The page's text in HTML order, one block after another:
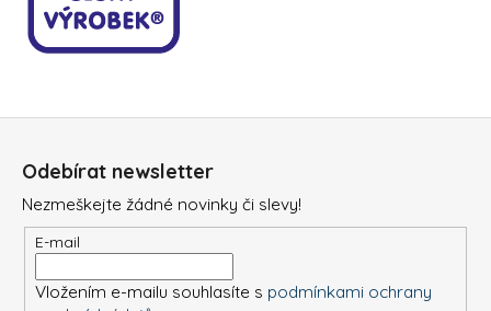
Odebírat newsletter
Nezmeškejte žádné novinky či slevy!
E-mail
Vložením e-mailu souhlasíte s podmínkami ochrany